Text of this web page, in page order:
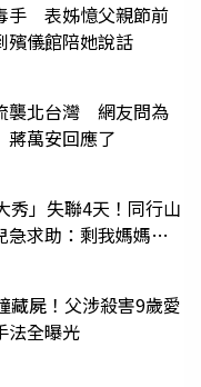
手 表姊憶父親節前
殯儀館陪她說話
襲北台灣 網友問為
萬安回應了
秀」失聯4天！同行山
求助：剩我媽媽還
藏屍！父涉殺害9歲愛
全曝光